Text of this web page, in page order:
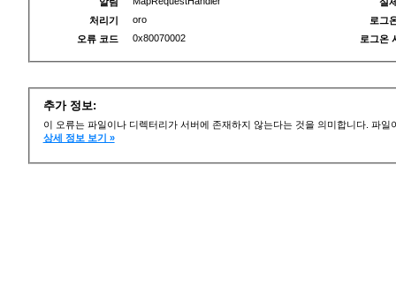
처리기
oro
오류 코드
0x80070002
로그
로그온
추가 정보:
이 오류는 파일이나 디렉터리가 서버에 존재하지 않는다는 것을 의미합니다. 파
상세 정보 보기 »